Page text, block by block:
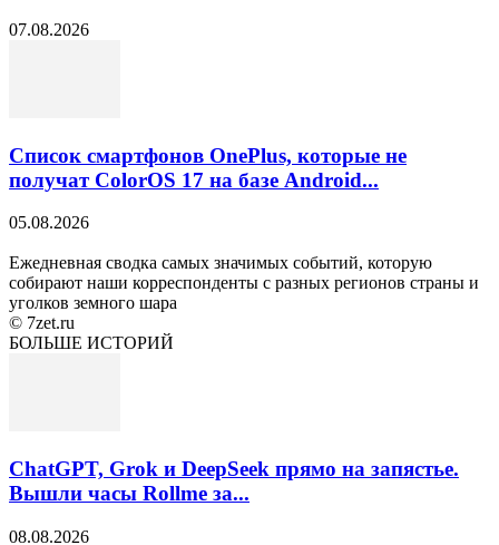
07.08.2026
Список смартфонов OnePlus, которые не
получат ColorOS 17 на базе Android...
05.08.2026
Ежедневная сводка самых значимых событий, которую
собирают наши корреспонденты с разных регионов страны и
уголков земного шара
© 7zet.ru
БОЛЬШЕ ИСТОРИЙ
ChatGPT, Grok и DeepSeek прямо на запястье.
Вышли часы Rollme за...
08.08.2026